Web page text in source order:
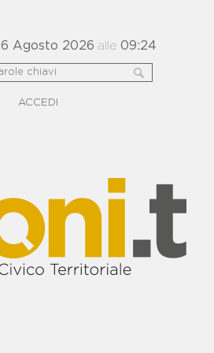
6 Agosto 2026 alle 09:24
ACCEDI